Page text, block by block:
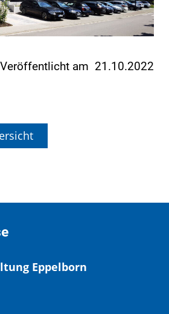
Veröffentlicht am 21.10.2022
Eppelborn